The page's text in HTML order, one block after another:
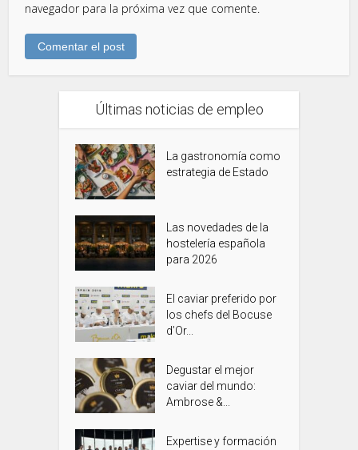
navegador para la próxima vez que comente.
Últimas noticias de empleo
La gastronomía como
estrategia de Estado
Las novedades de la
hostelería española
para 2026
El caviar preferido por
los chefs del Bocuse
d’Or...
Degustar el mejor
caviar del mundo:
Ambrose &...
Expertise y formación